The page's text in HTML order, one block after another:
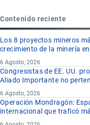
Contenido reciente
Los 8 proyectos mineros
crecimiento de la minería
6 Agosto, 2026
Congresistas de EE. UU.
Aliado Importante no
6 Agosto, 2026
Operación Mondragón:
internacional que traficó